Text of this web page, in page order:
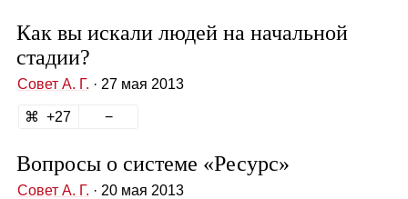
Как вы искали людей на начальной
стадии?
Совет А. Г. · 27 мая 2013
27
Вопросы о системе «Ресурс»
Совет А. Г. · 20 мая 2013